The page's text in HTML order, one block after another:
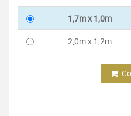
1,7m x 1,0m
2,0m x 1,2m